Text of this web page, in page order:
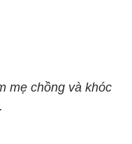
mẹ chồng và khóc